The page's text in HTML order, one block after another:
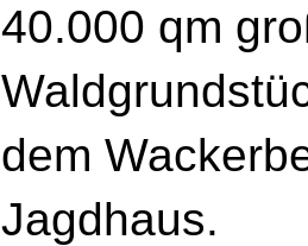
40.000 qm
dem
Jagdhaus.